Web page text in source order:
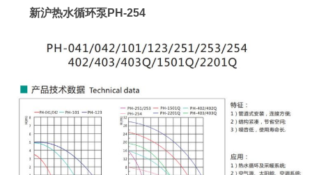
新沪热水循环泵PH-254